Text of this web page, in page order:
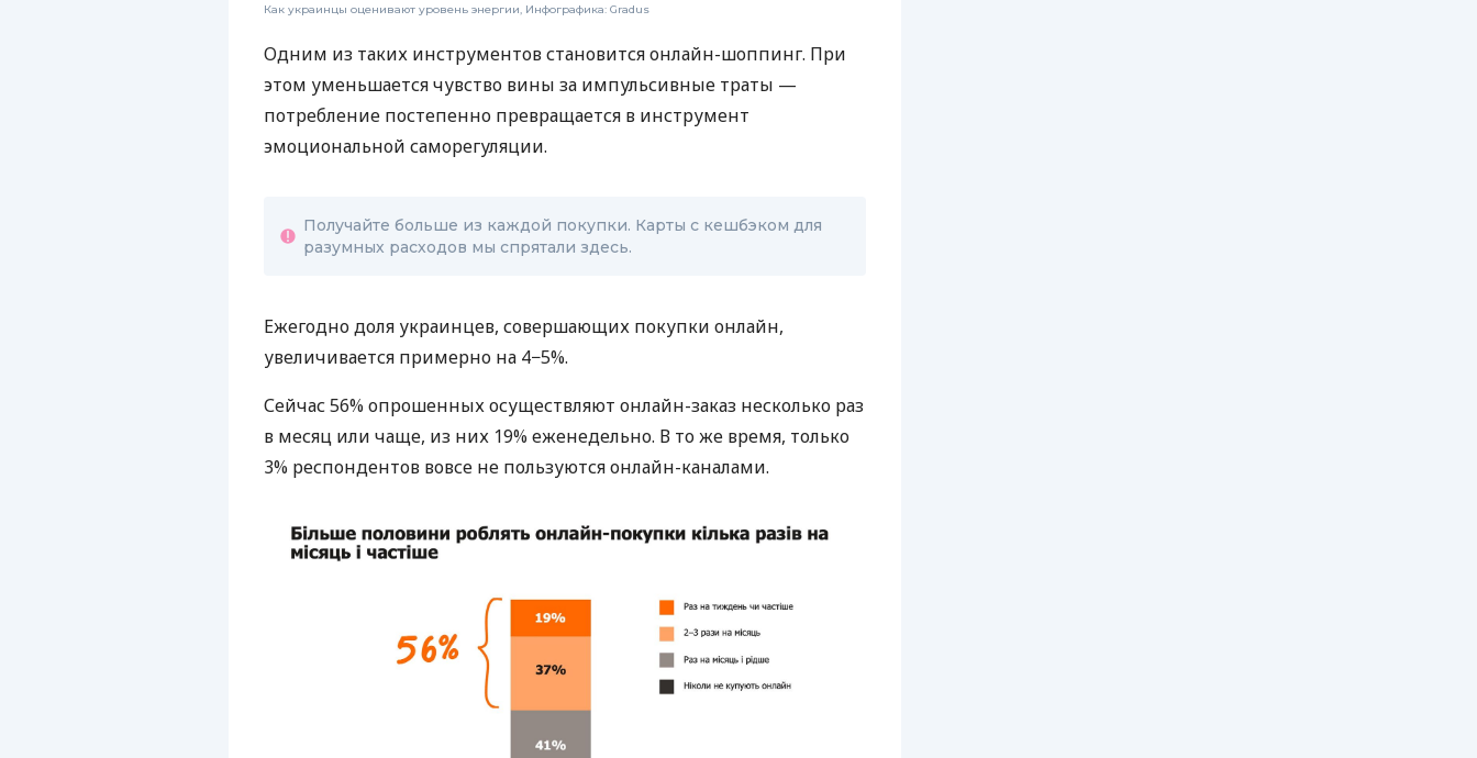
Как украинцы оценивают уровень энергии, Инфографика: Gradus
Одним из таких инструментов становится онлайн-шоппинг. При
этом уменьшается чувство вины за импульсивные траты —
потребление постепенно превращается в инструмент
эмоциональной саморегуляции.
Получайте больше из каждой покупки. Карты с кешбэком для
разумных расходов мы спрятали здесь.
Ежегодно доля украинцев, совершающих покупки онлайн,
увеличивается примерно на 4−5%.
Сейчас 56% опрошенных осуществляют онлайн-заказ несколько раз
в месяц или чаще, из них 19% еженедельно. В то же время, только
3% респондентов вовсе не пользуются онлайн-каналами.